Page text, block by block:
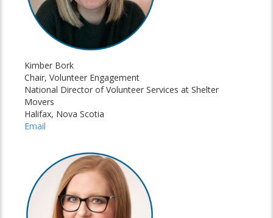
Kimber Bork
Chair, Volunteer Engagement
National Director of Volunteer Services at Shelter
Movers
Halifax, Nova Scotia
Email